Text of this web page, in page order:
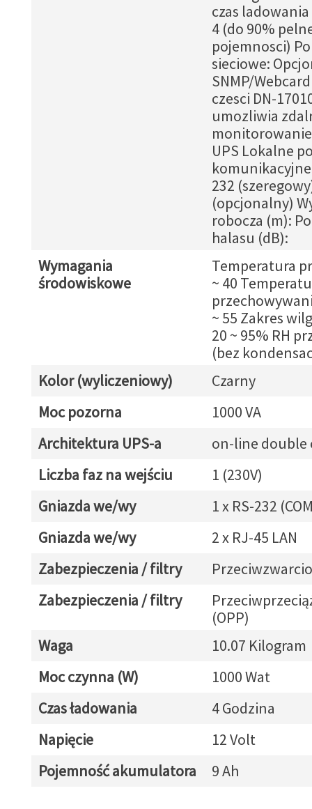
czas
4 (do 90%
pojemnosci)
sieciowe:
SNMP/
czesci DN-
umozliwia
UPS Lokalne
232
(opcjonalny)
robocza (m):
halasu (dB):
Wymagania
środowiskowe
Temperatura
~ 40
~ 55 Zakres
20 ~ 95% RH
(bez
Kolor (wyliczeniowy)
Czarny
Moc pozorna
1000 VA
Architektura UPS-a
on-line double
Liczba faz na wejściu
1 (230V)
Gniazda we/wy
1 x RS-232
Gniazda we/wy
2 x RJ-45 LAN
Zabezpieczenia / filtry
Zabezpieczenia / filtry
(OPP)
Waga
10.07 Kilogram
Moc czynna (W)
1000 Wat
Czas ładowania
4 Godzina
Napięcie
12 Volt
Pojemność akumulatora
9 Ah